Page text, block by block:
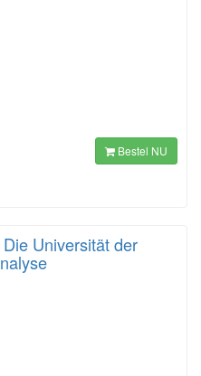
Bestel NU
Universität der